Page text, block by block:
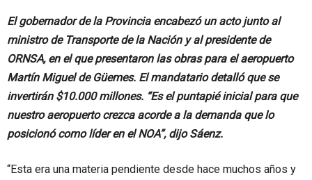
El gobernador de la Provincia encabezó un acto junto al
ministro de Transporte de la Nación y al presidente de
ORNSA, en el que presentaron las obras para el aeropuerto
Martín Miguel de Güemes. El mandatario detalló que se
invertirán $10.000 millones. “Es el puntapié inicial para que
nuestro aeropuerto crezca acorde a la demanda que lo
posicionó como líder en el NOA”, dijo Sáenz.
“Esta era una materia pendiente desde hace muchos años y